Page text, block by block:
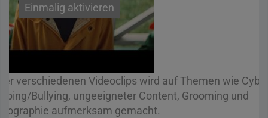
Einmalig aktivieren
verschiedenen Videoclips wird auf Themen wie
Bullying, ungeeigneter Content, Grooming und
aufmerksam gemacht.